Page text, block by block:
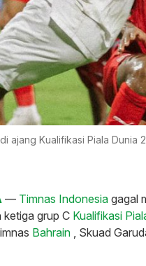
ajang Kualifikasi Piala Dunia
— Timnas Indonesia gagal
ketiga grup C Kualifikasi
Bahrain , Skuad